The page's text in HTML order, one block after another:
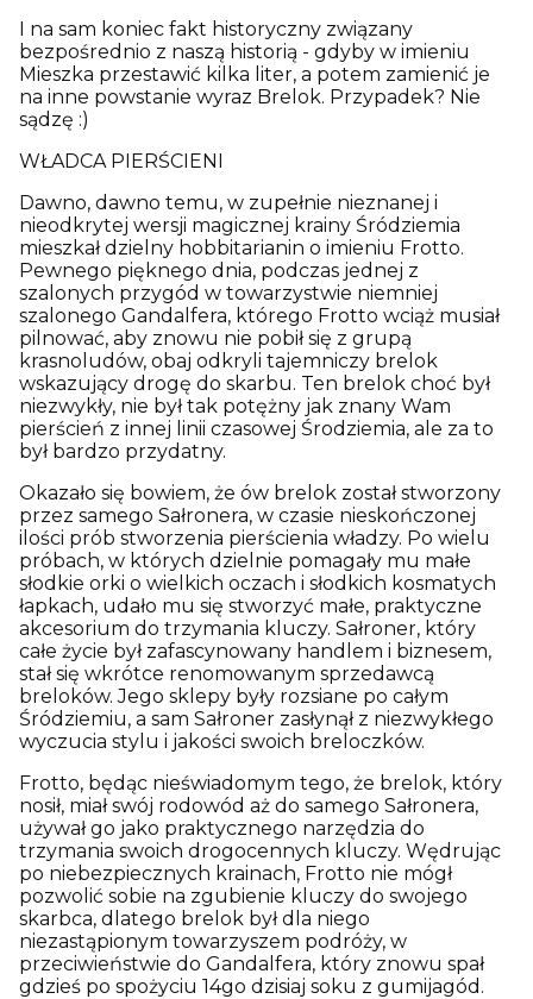
I na sam koniec fakt historyczny związany
bezpośrednio z naszą historią - gdyby w imieniu
Mieszka przestawić kilka liter, a potem zamienić je
na inne powstanie wyraz Brelok. Przypadek? Nie
sądzę :)
WŁADCA PIERŚCIENI
Dawno, dawno temu, w zupełnie nieznanej i
nieodkrytej wersji magicznej krainy Śródziemia
mieszkał dzielny hobbitarianin o imieniu Frotto.
Pewnego pięknego dnia, podczas jednej z
szalonych przygód w towarzystwie niemniej
szalonego Gandalfera, którego Frotto wciąż musiał
pilnować, aby znowu nie pobił się z grupą
krasnoludów, obaj odkryli tajemniczy brelok
wskazujący drogę do skarbu. Ten brelok choć był
niezwykły, nie był tak potężny jak znany Wam
pierścień z innej linii czasowej Środziemia, ale za to
był bardzo przydatny.
Okazało się bowiem, że ów brelok został stworzony
przez samego Sałronera, w czasie nieskończonej
ilości prób stworzenia pierścienia władzy. Po wielu
próbach, w których dzielnie pomagały mu małe
słodkie orki o wielkich oczach i słodkich kosmatych
łapkach, udało mu się stworzyć małe, praktyczne
akcesorium do trzymania kluczy. Sałroner, który
całe życie był zafascynowany handlem i biznesem,
stał się wkrótce renomowanym sprzedawcą
breloków. Jego sklepy były rozsiane po całym
Śródziemiu, a sam Sałroner zasłynął z niezwykłego
wyczucia stylu i jakości swoich breloczków.
Frotto, będąc nieświadomym tego, że brelok, który
nosił, miał swój rodowód aż do samego Sałronera,
używał go jako praktycznego narzędzia do
trzymania swoich drogocennych kluczy. Wędrując
po niebezpiecznych krainach, Frotto nie mógł
pozwolić sobie na zgubienie kluczy do swojego
skarbca, dlatego brelok był dla niego
niezastąpionym towarzyszem podróży, w
przeciwieństwie do Gandalfera, który znowu spał
gdzieś po spożyciu 14go dzisiaj soku z gumijagód.